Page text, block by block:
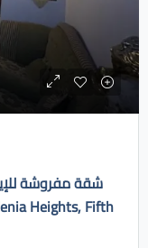
شقة مفروشة
Heights, Fifth